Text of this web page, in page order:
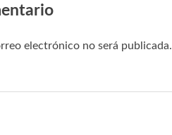
electrónico no será publicada.